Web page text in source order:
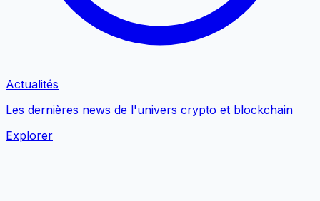
Actualités
Les dernières news de l'univers crypto et blockchain
Explorer